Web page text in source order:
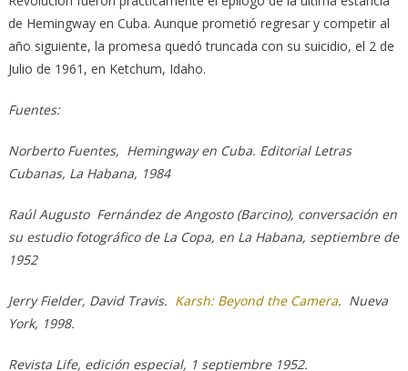
de Hemingway en Cuba. Aunque prometió regresar y competir al
año siguiente, la promesa quedó truncada con su suicidio, el 2 de
Julio de 1961, en Ketchum, Idaho.
Fuentes:
Norberto Fuentes, Hemingway en Cuba. Editorial Letras
Cubanas, La Habana, 1984
Raúl Augusto Fernández de Angosto (Barcino), conversación en
su estudio fotográfico de La Copa, en La Habana, septiembre de
1952
Jerry Fielder, David Travis. Karsh: Beyond the Camera. Nueva
York, 1998.
Revista Life, edición especial, 1 septiembre 1952.